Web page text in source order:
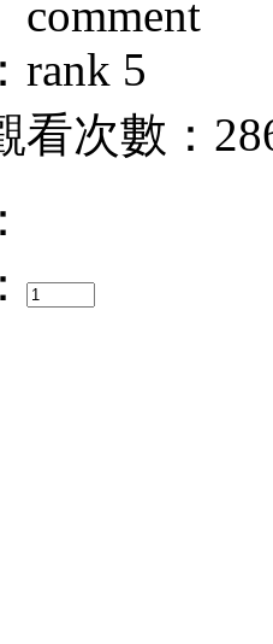
看次數：